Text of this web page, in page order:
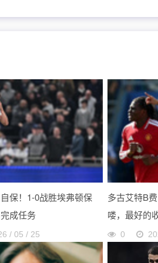
保！1-0战胜埃弗顿保
成任务
/ 05 / 25
多古艾特B
喽，最好的
0